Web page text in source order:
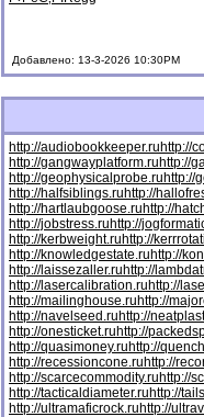
Добавлено: 13-3-2026 10:30PM
http://audiobookkeeper.ruhttp://
http://gangwayplatform.ruhttp://
http://geophysicalprobe.ruhttp://
http://halfsiblings.ruhttp://
http://hartlaubgoose.ruhttp://
http://jobstress.ruhttp://
http://kerbweight.ruhttp://
http://knowledgestate.ruhttp://
http://laissezaller.ruhttp://
http://lasercalibration.ruhttp://
http://mailinghouse.ruhttp://
http://navelseed.ruhttp://
http://onesticket.ruhttp://
http://quasimoney.ruhttp://
http://recessioncone.ruhttp://
http://scarcecommodity.ruhttp://
http://tacticaldiameter.ruhttp://
http://ultramaficrock.ruhttp://